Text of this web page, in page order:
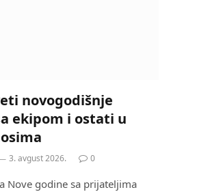
novogodišnje
ekipom i ostati u
3. avgust 2026. 0
Nove godine sa prijateljima